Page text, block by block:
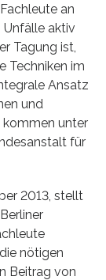
an
Unfälle aktiv
Tagung ist,
Techniken im
Ansatz
und
kommen unter
für
2013, stellt
nötigen
Beitrag von